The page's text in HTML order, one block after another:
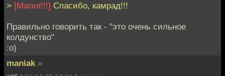
> [Магия!!!] Спасибо, камрад!!!
Правильно говорить так - "это очень сильное
колдунство"
:о)
maniak »